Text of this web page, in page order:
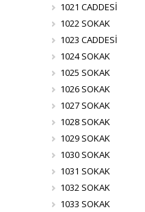
1021 CADDESİ
1022 SOKAK
1023 CADDESİ
1024 SOKAK
1025 SOKAK
1026 SOKAK
1027 SOKAK
1028 SOKAK
1029 SOKAK
1030 SOKAK
1031 SOKAK
1032 SOKAK
1033 SOKAK